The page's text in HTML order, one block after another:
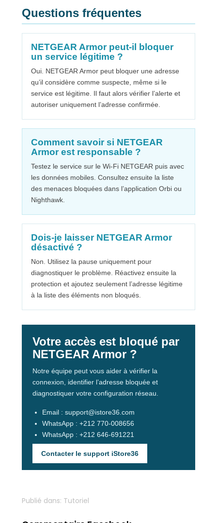
Questions fréquentes
NETGEAR Armor peut-il bloquer
un service légitime ?
Oui. NETGEAR Armor peut bloquer une adresse
qu’il considère comme suspecte, même si le
service est légitime. Il faut alors vérifier l’alerte et
autoriser uniquement l’adresse confirmée.
Comment savoir si NETGEAR
Armor est responsable ?
Testez le service sur le Wi-Fi NETGEAR puis avec
les données mobiles. Consultez ensuite la liste
des menaces bloquées dans l’application Orbi ou
Nighthawk.
Dois-je laisser NETGEAR Armor
désactivé ?
Non. Utilisez la pause uniquement pour
diagnostiquer le problème. Réactivez ensuite la
protection et ajoutez seulement l’adresse légitime
à la liste des éléments non bloqués.
Votre accès est bloqué par
NETGEAR Armor ?
Notre équipe peut vous aider à vérifier la
connexion, identifier l’adresse bloquée et
diagnostiquer votre configuration réseau.
Email : support@istore36.com
WhatsApp : +212 770-008656
WhatsApp : +212 646-691221
Contacter le support iStore36
Publié dans: Tutoriel